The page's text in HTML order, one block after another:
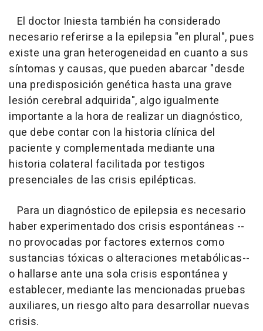
El doctor Iniesta también ha considerado
necesario referirse a la epilepsia "en plural", pues
existe una gran heterogeneidad en cuanto a sus
síntomas y causas, que pueden abarcar "desde
una predisposición genética hasta una grave
lesión cerebral adquirida", algo igualmente
importante a la hora de realizar un diagnóstico,
que debe contar con la historia clínica del
paciente y complementada mediante una
historia colateral facilitada por testigos
presenciales de las crisis epilépticas.
Para un diagnóstico de epilepsia es necesario
haber experimentado dos crisis espontáneas --
no provocadas por factores externos como
sustancias tóxicas o alteraciones metabólicas--
o hallarse ante una sola crisis espontánea y
establecer, mediante las mencionadas pruebas
auxiliares, un riesgo alto para desarrollar nuevas
crisis.